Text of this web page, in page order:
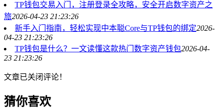
TP钱包交易入门，注册登录全攻略，安全开启数字资产之
旅2026-04-23 21:23:26
新手入门指南，轻松实现中本聪Core与TP钱包的绑定2026-
04-23 21:23:26
TP钱包是什么？一文读懂这款热门数字资产钱包2026-04-
23 21:23:26
文章已关闭评论！
猜你喜欢